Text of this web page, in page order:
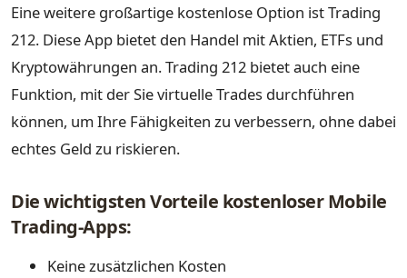
Eine weitere großartige kostenlose Option ist Trading
212. Diese App bietet den Handel mit Aktien, ETFs und
Kryptowährungen an. Trading 212 bietet auch eine
Funktion, mit der Sie virtuelle Trades durchführen
können, um Ihre Fähigkeiten zu verbessern, ohne dabei
echtes Geld zu riskieren.
Die wichtigsten Vorteile kostenloser Mobile
Trading-Apps:
Keine zusätzlichen Kosten